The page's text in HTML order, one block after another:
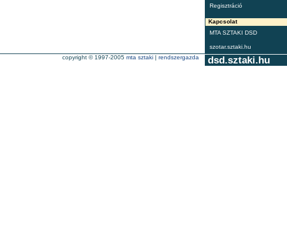
Regisztráció
Kapcsolat
MTA SZTAKI DSD
szotar.sztaki.hu
dsd.sztaki.hu
copyright © 1997-2005 mta sztaki | rendszergazda